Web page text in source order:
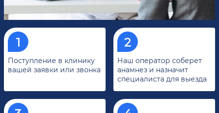
Поступление в клинику
вашей заявки или звонка
Наш оператор соберет
анамнез и назначит
специалиста для выезда